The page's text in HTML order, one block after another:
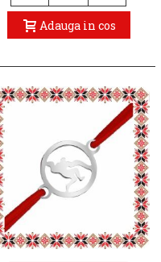
Adauga in cos